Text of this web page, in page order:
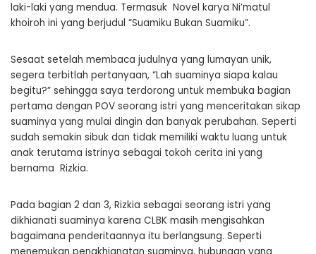
laki-laki yang mendua. Termasuk Novel karya Ni’matul
khoiroh ini yang berjudul “Suamiku Bukan Suamiku”.
Sesaat setelah membaca judulnya yang lumayan unik,
segera terbitlah pertanyaan, “Lah suaminya siapa kalau
begitu?” sehingga saya terdorong untuk membuka bagian
pertama dengan POV seorang istri yang menceritakan sikap
suaminya yang mulai dingin dan banyak perubahan. Seperti
sudah semakin sibuk dan tidak memiliki waktu luang untuk
anak terutama istrinya sebagai tokoh cerita ini yang
bernama Rizkia.
Pada bagian 2 dan 3, Rizkia sebagai seorang istri yang
dikhianati suaminya karena CLBK masih mengisahkan
bagaimana penderitaannya itu berlangsung. Seperti